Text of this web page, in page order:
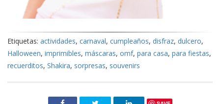
Etiquetas: actividades, carnaval, cumpleaños, disfraz, dulcero,
Halloween, imprimibles, máscaras, omf, para casa, para fiestas,
recuerditos, Shakira, sorpresas, souvenirs